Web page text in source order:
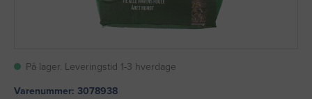
På lager. Leveringstid 1-3 hverdage
Varenummer: 3078938